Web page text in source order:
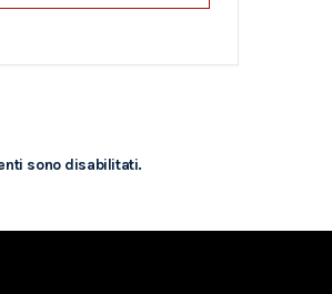
sono disabilitati.